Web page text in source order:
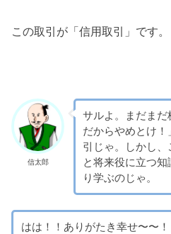
この取引が「信用取引」です。
信太郎
サルよ。まだま
だからやめとけ！
引じゃ。しかし
と将来役に立つ
り学ぶのじゃ。
はは！！ありがたき幸せ〜〜